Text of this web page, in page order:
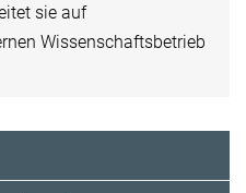
sie auf
Wissenschaftsbetrieb